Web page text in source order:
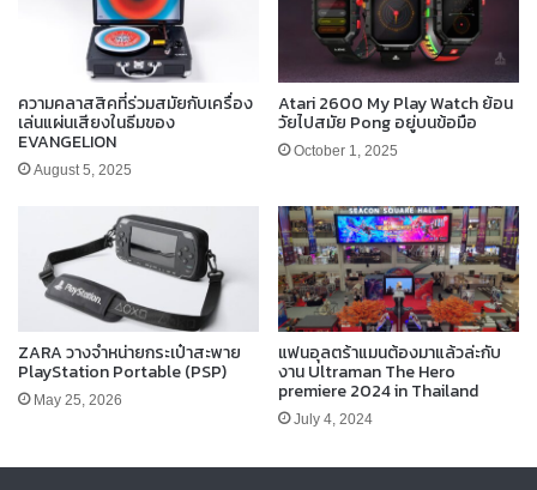
ความคลาสสิคที่ร่วมสมัยกับเครื่อง
เล่นแผ่นเสียงในธีมของ
EVANGELION
August 5, 2025
Atari 2600 My Play Watch ย้อน
วัยไปสมัย Pong อยู่บนข้อมือ
October 1, 2025
ZARA วางจำหน่ายกระเป๋าสะพาย
PlayStation Portable (PSP)
May 25, 2026
แฟนอุลตร้าแมนต้องมาแล้วล่ะกับ
งาน Ultraman The Hero
premiere 2024 in Thailand
July 4, 2024